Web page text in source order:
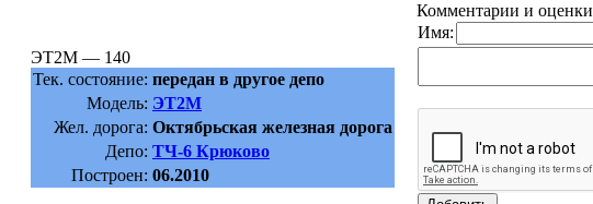
ЭТ2М — 140
Тек. состояние: передан в другое депо
Модель: ЭТ2М
Жел. дорога: Октябрьская железная дорога
Депо: ТЧ-6 Крюково
Построен: 06.2010
Комментарии и оценки
Имя: